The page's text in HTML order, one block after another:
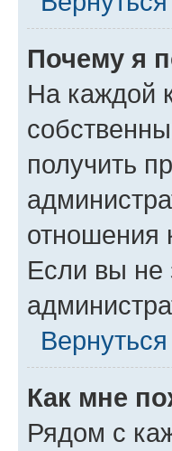
Почему я
На каждой
получить
отношения
Если вы не
Как мне
Рядом с